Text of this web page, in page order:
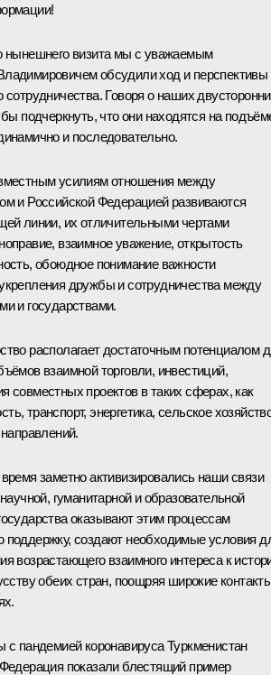
нынешнего визита мы с уважаемым
обсудили ход и перспективы
сотрудничества. Говоря о наших
подчеркнуть, что они находятся на
и последовательно.
усилиям отношения между
и Российской Федерацией развиваются
линии, их отличительными чертами
взаимное уважение, открытость
обоюдное понимание важности
дружбы и сотрудничества между
и государствами.
располагает достаточным потенциалом
взаимной торговли, инвестиций,
совместных проектов в таких сферах, как
транспорт, энергетика, сельское
заметно активизировались наши связи
гуманитарной и образовательной
оказывают этим процессам
поддержку, создают необходимые условия
возрастающего взаимного интереса к
обеих стран, поощряя широкие
с пандемией коронавируса Туркменистан
показали блестящий пример